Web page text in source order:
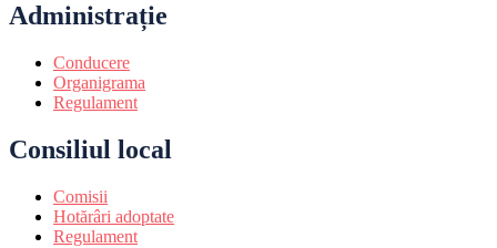
Administrație
Conducere
Organigrama
Regulament
Consiliul local
Comisii
Hotărâri adoptate
Regulament